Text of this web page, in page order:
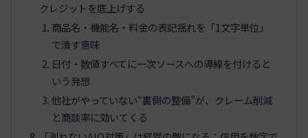
クレジットを底上げする
商品名・機能名・料金の表記揺れを「1文字単位」
で潰す意味
日付・数値すべてに一次ソースへの導線を付けると
いう発想
他社がやっていない“裏側の整備”が、クレーム削減
と商談率に効いてくる